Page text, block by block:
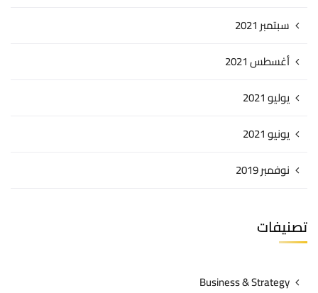
سبتمبر 2021
أغسطس 2021
يوليو 2021
يونيو 2021
نوفمبر 2019
تصنيفات
Business & Strategy